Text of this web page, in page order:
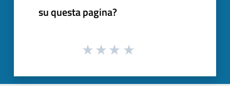
su questa pagina?